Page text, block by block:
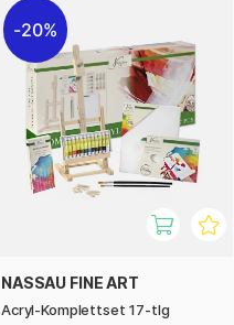
20%
NASSAU FINE ART
Acryl-Komplettset 17-tlg